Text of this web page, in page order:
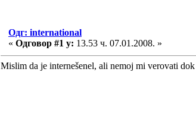
Одг: international
« Одговор #1 у: 13.53 ч. 07.01.2008. »
Mislim da je internešenel, ali nemoj mi verovati